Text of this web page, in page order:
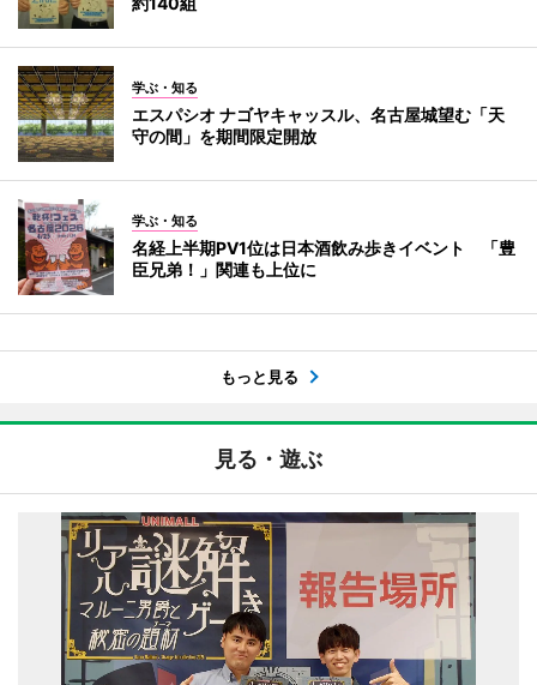
学ぶ・知る
エスパシオ ナゴヤキャッスル、名古屋城望む「天
守の間」を期間限定開放
学ぶ・知る
名経上半期PV1位は日本酒飲み歩きイベント 「豊
臣兄弟！」関連も上位に
もっと見る
見る・遊ぶ